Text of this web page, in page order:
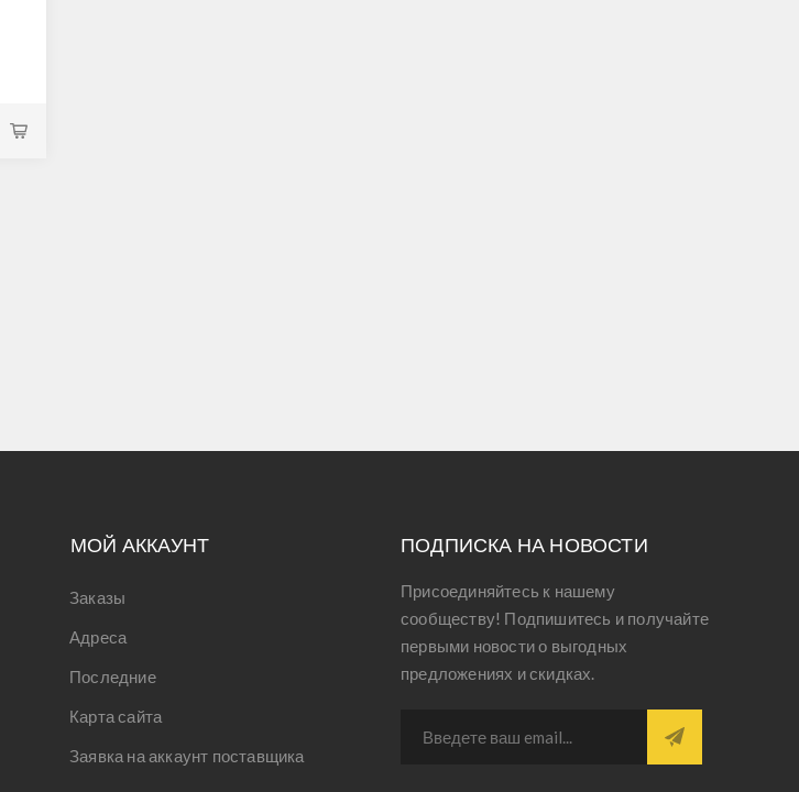
МОЙ АККАУНТ
Заказы
Адреса
Последние
Карта сайта
Заявка на аккаунт поставщика
ПОДПИСКА НА НОВОСТИ
Присоединяйтесь к нашему
сообществу! Подпишитесь и получайте
первыми новости о выгодных
предложениях и скидках.